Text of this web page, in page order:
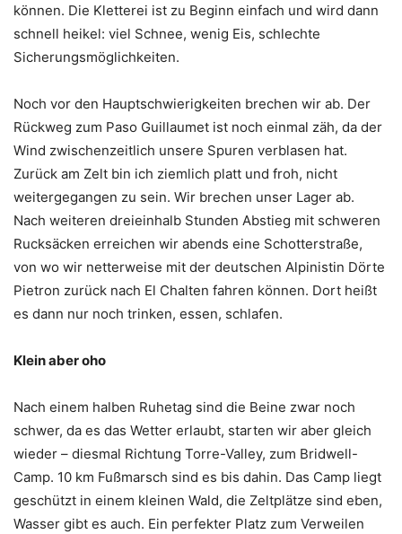
können. Die Kletterei ist zu Beginn einfach und wird dann
schnell heikel: viel Schnee, wenig Eis, schlechte
Sicherungsmöglichkeiten.
Noch vor den Hauptschwierigkeiten brechen wir ab. Der
Rückweg zum Paso Guillaumet ist noch einmal zäh, da der
Wind zwischenzeitlich unsere Spuren verblasen hat.
Zurück am Zelt bin ich ziemlich platt und froh, nicht
weitergegangen zu sein. Wir brechen unser Lager ab.
Nach weiteren dreieinhalb Stunden Abstieg mit schweren
Rucksäcken erreichen wir abends eine Schotterstraße,
von wo wir netterweise mit der deutschen Alpinistin Dörte
Pietron zurück nach El Chalten fahren können. Dort heißt
es dann nur noch trinken, essen, schlafen.
Klein aber oho
Nach einem halben Ruhetag sind die Beine zwar noch
schwer, da es das Wetter erlaubt, starten wir aber gleich
wieder – diesmal Richtung Torre-Valley, zum Bridwell-
Camp. 10 km Fußmarsch sind es bis dahin. Das Camp liegt
geschützt in einem kleinen Wald, die Zeltplätze sind eben,
Wasser gibt es auch. Ein perfekter Platz zum Verweilen